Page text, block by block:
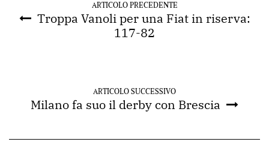
ARTICOLO PRECEDENTE
Troppa Vanoli per una Fiat in riserva:
117-82
ARTICOLO SUCCESSIVO
Milano fa suo il derby con Brescia